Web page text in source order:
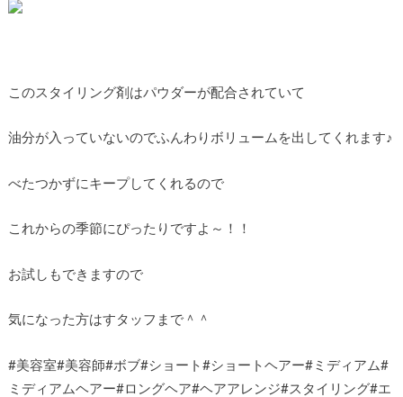
このスタイリング剤はパウダーが配合されていて
油分が入っていないのでふんわりボリュームを出してくれます♪
べたつかずにキープしてくれるので
これからの季節にぴったりですよ～！！
お試しもできますので
気になった方はすタッフまで＾＾
#美容室#美容師#ボブ#ショート#ショートヘアー#ミディアム#
ミディアムヘアー#ロングヘア#ヘアアレンジ#スタイリング#エ